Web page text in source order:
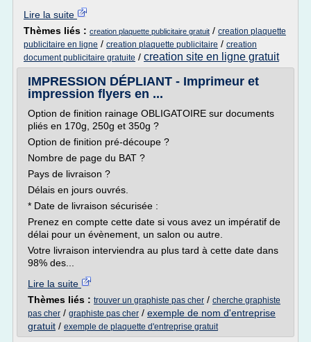
Lire la suite
Thèmes liés : creation plaquette publicitaire gratuit / creation plaquette
publicitaire en ligne / creation plaquette publicitaire / creation
document publicitaire gratuite / creation site en ligne gratuit
IMPRESSION DÉPLIANT - Imprimeur et
impression flyers en ...
Option de finition rainage OBLIGATOIRE sur documents
pliés en 170g, 250g et 350g ?
Option de finition pré-découpe ?
Nombre de page du BAT ?
Pays de livraison ?
Délais en jours ouvrés.
* Date de livraison sécurisée :
Prenez en compte cette date si vous avez un impératif de
délai pour un évènement, un salon ou autre.
Votre livraison interviendra au plus tard à cette date dans
98% des...
Lire la suite
Thèmes liés : trouver un graphiste pas cher / cherche graphiste
pas cher / graphiste pas cher / exemple de nom d'entreprise
gratuit / exemple de plaquette d'entreprise gratuit